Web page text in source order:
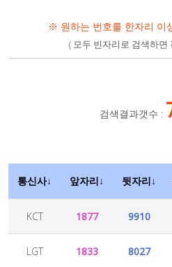
※ 원하는 번호를 한자리 이
( 모두 빈자리로 검색하면
검색결과갯수 :
통신사↓ 앞자리↓ 뒷자리↓
KCT 1877 9910
LGT 1833 8027